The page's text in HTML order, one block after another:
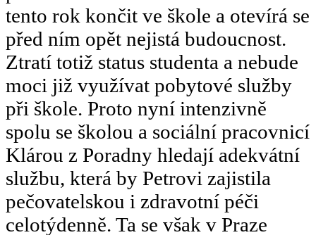
tento rok končit ve škole a otevírá se
před ním opět nejistá budoucnost.
Ztratí totiž status studenta a nebude
moci již využívat pobytové služby
při škole. Proto nyní intenzivně
spolu se školou a sociální pracovnicí
Klárou z Poradny hledají adekvátní
službu, která by Petrovi zajistila
pečovatelskou i zdravotní péči
celotýdenně. Ta se však v Praze